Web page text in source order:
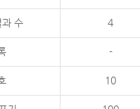
과 수 4
-
10